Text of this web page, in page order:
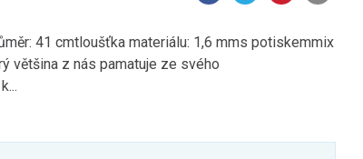
41 cmtloušťka materiálu: 1,6 mms potiskemmix
většina z nás pamatuje ze svého